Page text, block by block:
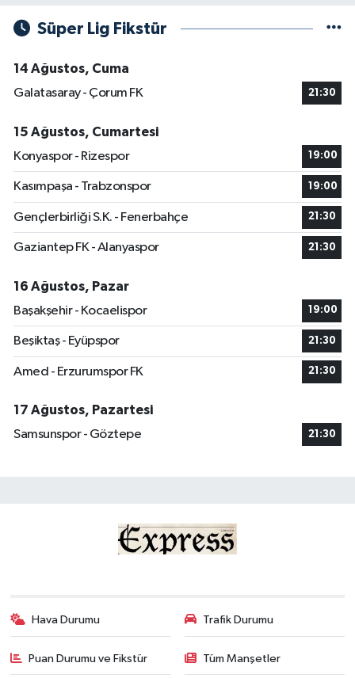
Süper Lig Fikstür
14 Ağustos, Cuma
Galatasaray - Çorum FK
21:30
15 Ağustos, Cumartesi
Konyaspor - Rizespor
19:00
Kasımpaşa - Trabzonspor 19:00
Gençlerbirliği S.K. - Fenerbahçe 21:30
Gaziantep FK - Alanyaspor 21:30
16 Ağustos, Pazar
Başakşehir - Kocaelispor
19:00
Beşiktaş - Eyüpspor 21:30
Amed - Erzurumspor FK 21:30
17 Ağustos, Pazartesi
Samsunspor - Göztepe
21:30
Hava Durumu Trafik Durumu
Puan Durumu ve Fikstür Tüm Manşetler